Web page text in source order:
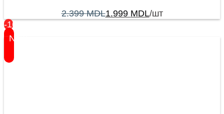
2.399MDL1.999 MDL/шт
-16%
New